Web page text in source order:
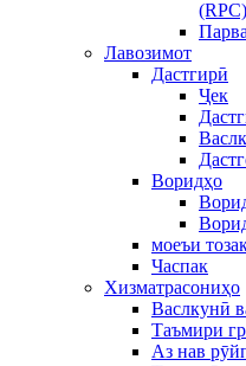
(RPC)
Лавозимот
Дастгирӣ
Ҷек
Воридҳо
моеъи
Часпак
Хизматрасониҳо
Васлкунӣ
Таъмири
Аз нав